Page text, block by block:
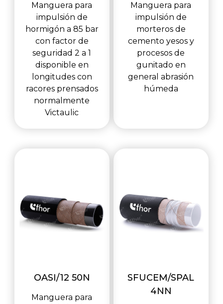
Manguera para
impulsión de
hormigón a 85 bar
con factor de
seguridad 2 a 1
disponible en
longitudes con
racores prensados
normalmente
Victaulic
Manguera para
impulsión de
morteros de
cemento yesos y
procesos de
gunitado en
general abrasión
húmeda
OASI/12 50N
Manguera para
SFUCEM/SPAL
4NN